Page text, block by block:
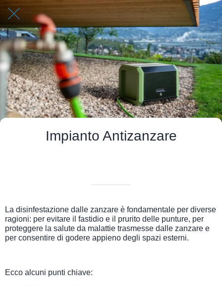
Impianto Antizanzare
La disinfestazione dalle zanzare è fondamentale per diverse
ragioni: per evitare il fastidio e il prurito delle punture, per
proteggere la salute da malattie trasmesse dalle zanzare e
per consentire di godere appieno degli spazi esterni.
Ecco alcuni punti chiave: